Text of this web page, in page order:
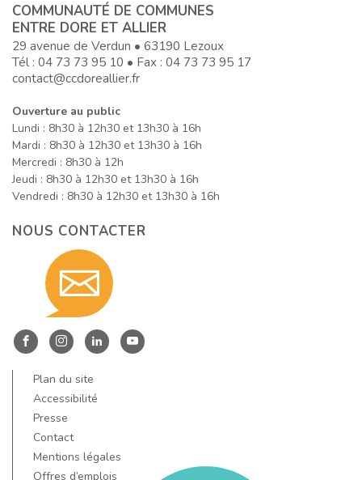
COMMUNAUTÉ DE COMMUNES
ENTRE DORE ET ALLIER
29 avenue de Verdun • 63190 Lezoux
Tél : 04 73 73 95 10 • Fax : 04 73 73 95 17
contact@ccdoreallier.fr
Ouverture au public
Lundi : 8h30 à 12h30 et 13h30 à 16h
Mardi : 8h30 à 12h30 et 13h30 à 16h
Mercredi : 8h30 à 12h
Jeudi : 8h30 à 12h30 et 13h30 à 16h
Vendredi : 8h30 à 12h30 et 13h30 à 16h
NOUS CONTACTER
nous
Entre
Allier
sur
Facebook
Entre
Allier
sur
Instagram
Entre
LinkedIn
Entre
Plan du site
Accessibilité
Presse
Contact
Mentions légales
Offres d’emplois